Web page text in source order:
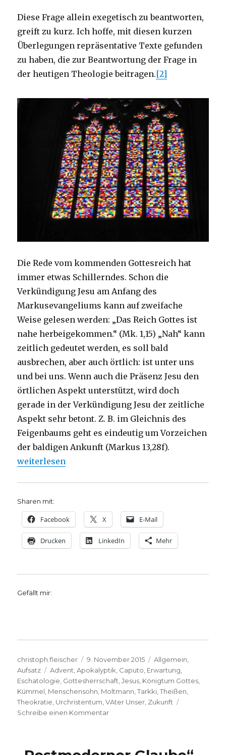
Diese Frage allein exegetisch zu beantworten,
greift zu kurz. Ich hoffe, mit diesen kurzen
Überlegungen repräsentative Texte gefunden
zu haben, die zur Beantwortung der Frage in
der heutigen Theologie beitragen.[2]
Die Rede vom kommenden Gottesreich hat
immer etwas Schillerndes. Schon die
Verkündigung Jesu am Anfang des
Markusevangeliums kann auf zweifache
Weise gelesen werden: „Das Reich Gottes ist
nahe herbeigekommen.“ (Mk. 1,15) „Nah“ kann
zeitlich gedeutet werden, es soll bald
ausbrechen, aber auch örtlich: ist unter uns
und bei uns. Wenn auch die Präsenz Jesu den
örtlichen Aspekt unterstützt, wird doch
gerade in der Verkündigung Jesu der zeitliche
Aspekt sehr betont. Z. B. im Gleichnis des
Feigenbaums geht es eindeutig um Vorzeichen
der baldigen Ankunft (Markus 13,28f).
„Das kommende Reich Gottes als Advent, „Wann
weiterlesen
Sharen mit:
Facebook X E-Mail
Drucken LinkedIn Mehr
Gefällt mir:
Autor
christoph.fleischer
Veröffentlicht
am
9. November 2015 Kategorien
Allgemein
Aufsatz
Schlagwörter
Advent ,Apokalyptik Caputo Erwartung
Eschatologie Gottesherrschaft ,Jesus Königtum Gottes
Kümmel Menschensohn Moltmann ,Tarkki ,Theißen
Theokratie Urchristentum ,VAter Unser Zukunft
Schreibe einen Kommentarzu